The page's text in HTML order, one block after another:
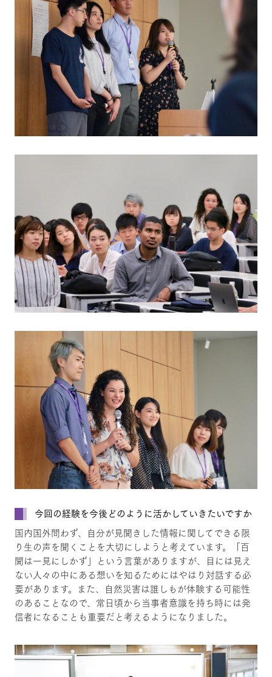
今回の経験を今後どのように活かしていきたいですか
国内国外問わず、自分が見聞きした情報に関してできる限
り生の声を聞くことを大切にしようと考えています。「百
聞は一見にしかず」という言葉がありますが、目には見え
ない人々の中にある想いを知るためにはやはり対話する必
要があります。また、自然災害は誰しもが体験する可能性
のあることなので、常日頃から当事者意識を持ち時には発
信者になることも重要だと考えるようになりました。